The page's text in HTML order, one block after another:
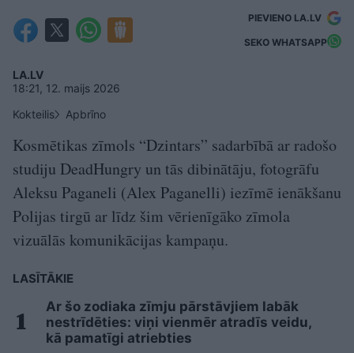
PIEVIENO LA.LV
SEKO WHATSAPP
LA.LV
18:21, 12. maijs 2026
Kokteilis
Apbrīno
Kosmētikas zīmols “Dzintars” sadarbībā ar radošo
studiju DeadHungry un tās dibinātāju, fotogrāfu
Aleksu Paganeli (Alex Paganelli) iezīmē ienākšanu
Polijas tirgū ar līdz šim vērienīgāko zīmola
vizuālās komunikācijas kampaņu.
LASĪTĀKIE
Ar šo zodiaka zīmju pārstāvjiem labāk
nestrīdēties: viņi vienmēr atradīs veidu,
kā pamatīgi atriebties